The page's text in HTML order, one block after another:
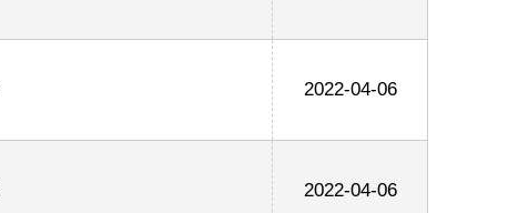
2022-04-06
2022-04-06